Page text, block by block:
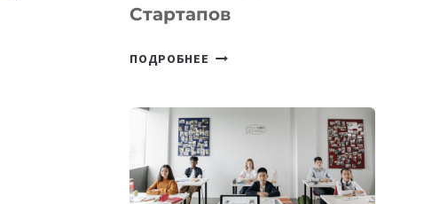
Стартапов
ПОДРОБНЕЕ ОТКРЫТ
DEAL
VELOCITY
MOST